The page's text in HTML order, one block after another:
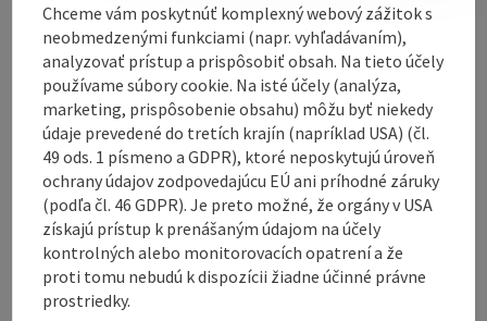
Contact
Arrival
Award
Cooperation
Suitability
Chceme vám poskytnúť komplexný webový zážitok s
neobmedzenými funkciami (napr. vyhľadávaním),
analyzovať prístup a prispôsobiť obsah. Na tieto účely
používame súbory cookie. Na isté účely (analýza,
marketing, prispôsobenie obsahu) môžu byť niekedy
údaje prevedené do tretích krajín (napríklad USA) (čl.
49 ods. 1 písmeno a GDPR), ktoré neposkytujú úroveň
ochrany údajov zodpovedajúcu EÚ ani príhodné záruky
(podľa čl. 46 GDPR). Je preto možné, že orgány v USA
získajú prístup k prenášaným údajom na účely
kontrolných alebo monitorovacích opatrení a že
proti tomu nebudú k dispozícii žiadne účinné právne
prostriedky.